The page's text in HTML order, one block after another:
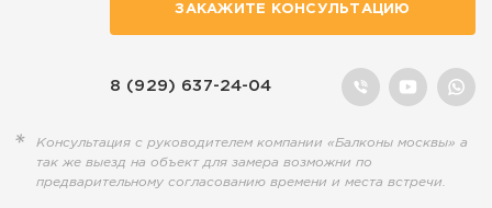
полезным делом, остаются на
просто попросите об этом
ЗАКАЖИТЕ КОНСУЛЬТАЦИЮ
8 (929) 637-24-04
Консультация с руководителем компании «Балконы москвы» а
так же выезд на объект для замера возможни по
предварительному согласованию времени и места встречи.